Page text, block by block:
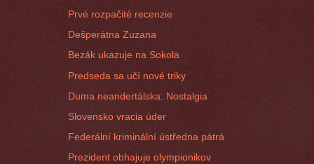
Prvé rozpačité recenzie
Dešperátna Zuzana
Bezák ukazuje na Sokola
Predseda sa učí nové triky
Duma neandertálska: Nostalgia
Slovensko vracia úder
Federální kriminální ústředna pátrá
Prezident obhajuje olympionikov